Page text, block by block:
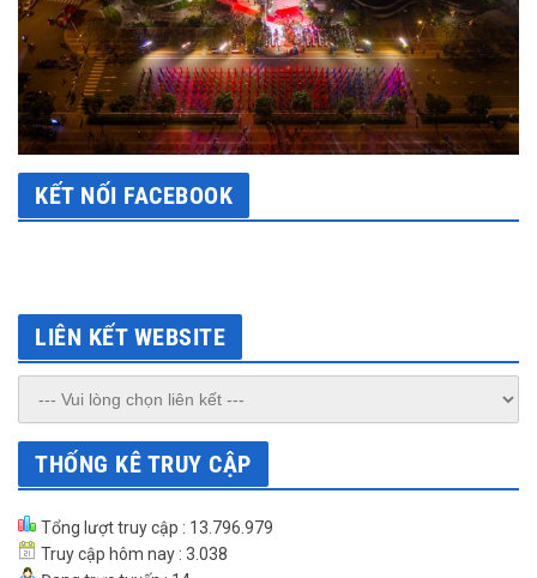
KẾT NỐI FACEBOOK
LIÊN KẾT WEBSITE
THỐNG KÊ TRUY CẬP
Tổng lượt truy cập : 13.796.979
Truy cập hôm nay : 3.038